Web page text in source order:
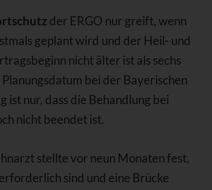
der ERGO nur greift, wenn
geplant wird und der Heil- und
nicht älter ist als sechs
bei der Bayerischen
ist nur, dass die Behandlung bei
nicht beendet ist.
stellte vor neun Monaten fest,
sind und eine Brücke